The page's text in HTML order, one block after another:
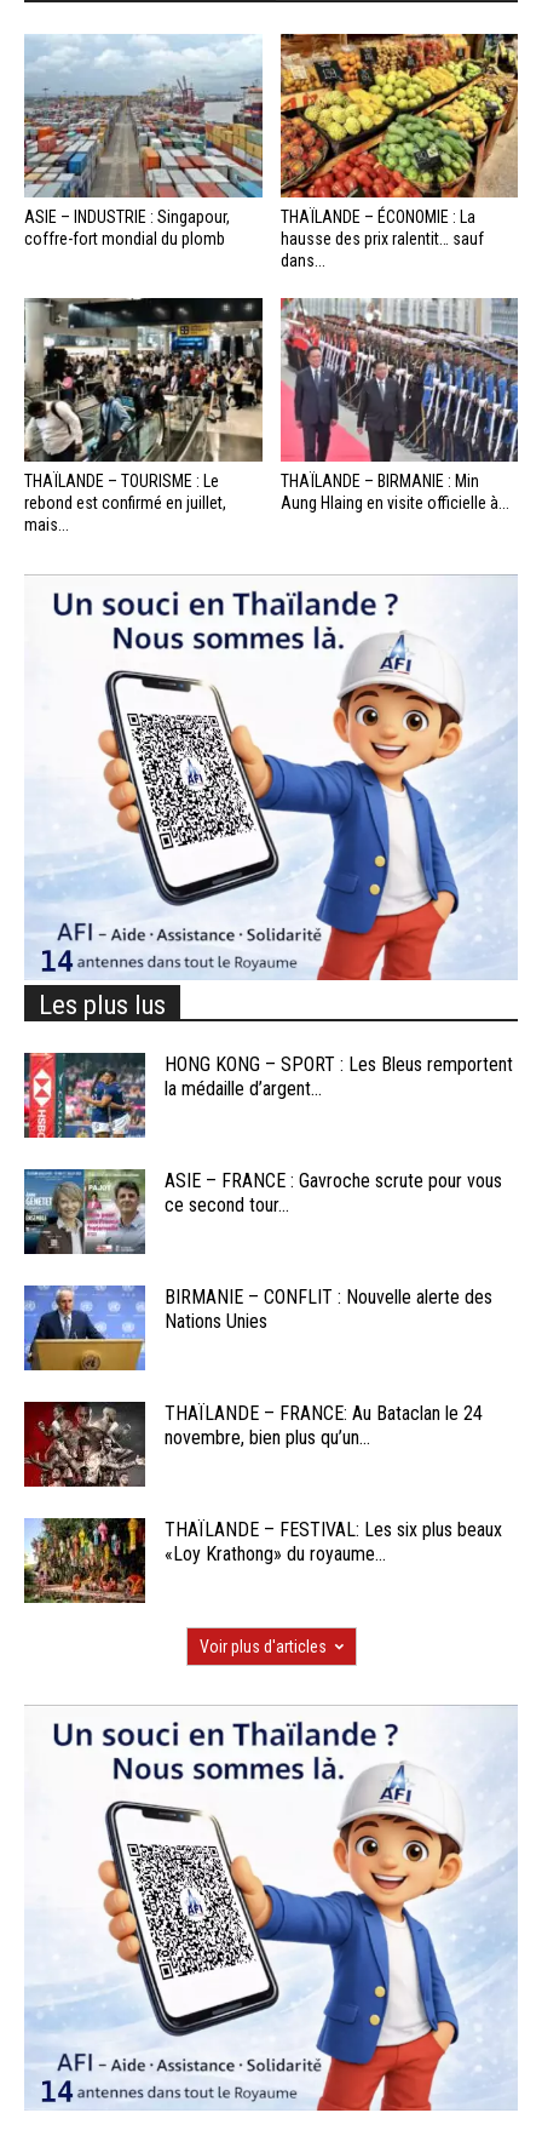
ASIE – INDUSTRIE : Singapour,
coffre-fort mondial du plomb
THAÏLANDE – ÉCONOMIE : La
hausse des prix ralentit… sauf
dans...
THAÏLANDE – TOURISME : Le
rebond est confirmé en juillet,
mais...
THAÏLANDE – BIRMANIE : Min
Aung Hlaing en visite officielle à...
Les plus lus
HONG KONG – SPORT : Les Bleus remportent
la médaille d’argent...
ASIE – FRANCE : Gavroche scrute pour vous
ce second tour...
BIRMANIE – CONFLIT : Nouvelle alerte des
Nations Unies
THAÏLANDE – FRANCE: Au Bataclan le 24
novembre, bien plus qu’un...
THAÏLANDE – FESTIVAL: Les six plus beaux
«Loy Krathong» du royaume...
Voir plus d'articles